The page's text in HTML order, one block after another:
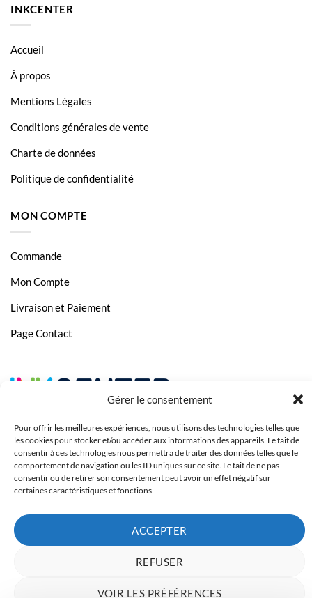
Gérer le consentement
Pour offrir les meilleures expériences, nous utilisons des technologies telles que
les cookies pour stocker et/ou accéder aux informations des appareils. Le fait de
consentir à ces technologies nous permettra de traiter des données telles que le
comportement de navigation ou les ID uniques sur ce site. Le fait de ne pas
consentir ou de retirer son consentement peut avoir un effet négatif sur
certaines caractéristiques et fonctions.
ACCEPTER
REFUSER
VOIR LES PRÉFÉRENCES
SCX 6520
INKCENTER
Accueil
À propos
Mentions Légales
Conditions générales de vente
Charte de données
Politique de confidentialité
MON COMPTE
Commande
Mon Compte
Livraison et Paiement
Page Contact
Copyright 2023 © Inkcenter - Webdesign by